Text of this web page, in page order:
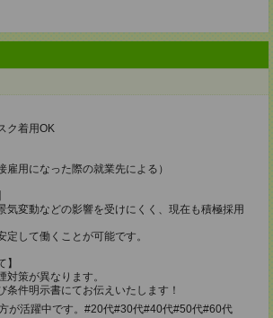
ク着用OK
雇用になった際の就業先による）
気変動などの影響を受けにくく、現在も積極採用
定して働くことが可能です。
】
策が異なります。
条件明示書にてお伝えいたします！
が活躍中です。#20代#30代#40代#50代#60代